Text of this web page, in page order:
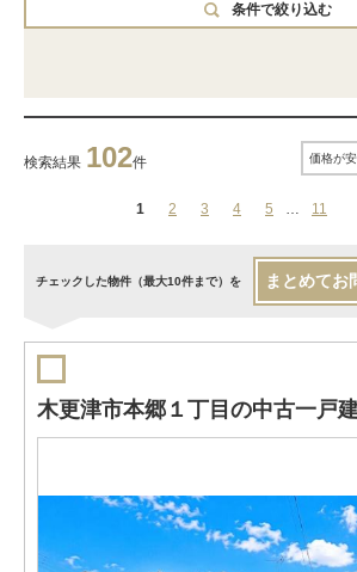
条件で絞り込む
検索結果 102件
1 2 3 4 5 … 11
チェックした物件（最大10件まで）を まとめてお
木更津市本郷１丁目の中古一戸